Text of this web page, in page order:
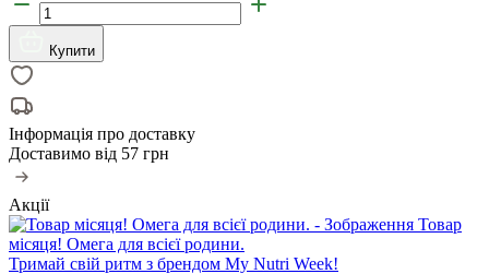
Купити
Інформація про доставку
Доставимо від 57 грн
Акції
Товар
місяця! Омега для всієї родини.
Тримай свій ритм з брендом My Nutri Week!